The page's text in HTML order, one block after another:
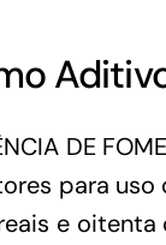
DE
para uso
e oitenta